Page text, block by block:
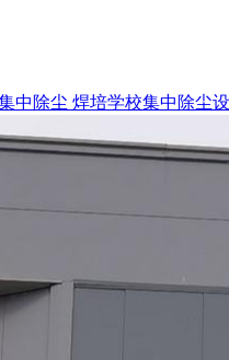
中除尘 焊培学校集中除尘